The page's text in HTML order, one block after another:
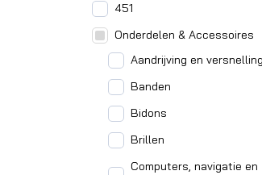
451
Onderdelen & Accessoires
Aandrijving en versnelling
Banden
Bidons
Brillen
Computers, navigatie en